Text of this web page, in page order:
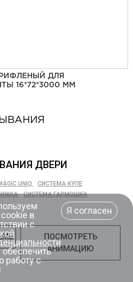
ДЛЯ
16*72*3000 ММ
ДВЕРИ
UNIQ
СИСТЕМА КУПЕ
СИСТЕМА ГАРМОШКА
ПОСМОТРЕТЬ
АНИМАЦИЮ
в
с
обеспечить
работу с
Я согласен